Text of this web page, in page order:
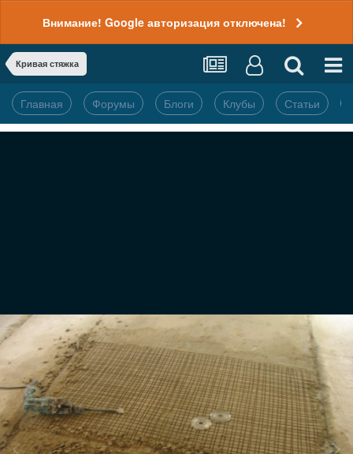
Внимание! Google авторизация отключена!
Кривая стяжка
Главная Форумы Блоги Клубы Статьи